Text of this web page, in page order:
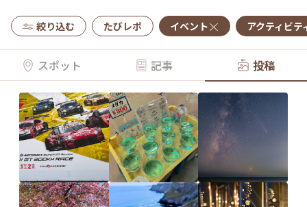
絞り込む たびレポ イベント アクティビテ
スポット 記事 投稿